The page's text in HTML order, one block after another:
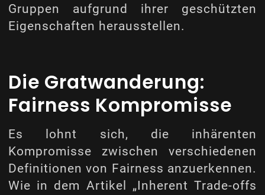
Gruppen aufgrund ihrer geschützten
Eigenschaften herausstellen.
Die Gratwanderung:
Fairness Kompromisse
Es lohnt sich, die inhärenten
Kompromisse zwischen verschiedenen
Definitionen von Fairness anzuerkennen.
Wie in dem Artikel „Inherent Trade-offs